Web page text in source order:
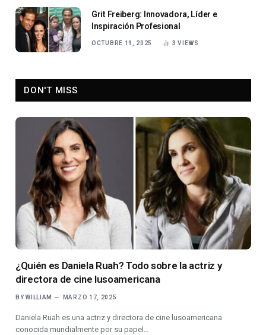
Grit Freiberg: Innovadora, Líder e
Inspiración Profesional
OCTUBRE 19, 2025 3VIEWS
DON'T MISS
¿Quién es Daniela Ruah? Todo sobre la actriz y
directora de cine lusoamericana
BY WILLIAM MARZO 17, 2025
Daniela Ruah es una actriz y directora de cine lusoamericana
conocida mundialmente por su papel…